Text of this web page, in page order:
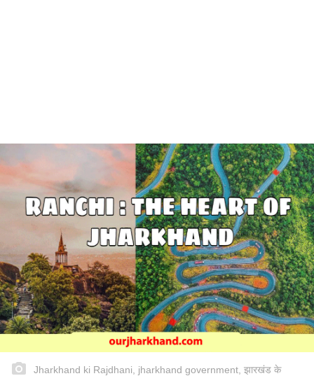
Jharkhand ki Rajdhani, jharkhand government, झारखंड के